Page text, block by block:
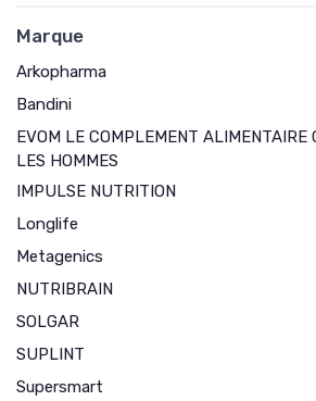
Marque
Arkopharma
Bandini
EVOM LE COMPLEMENT ALIMENTAIRE
LES HOMMES
IMPULSE NUTRITION
Longlife
Metagenics
NUTRIBRAIN
SOLGAR
SUPLINT
Supersmart